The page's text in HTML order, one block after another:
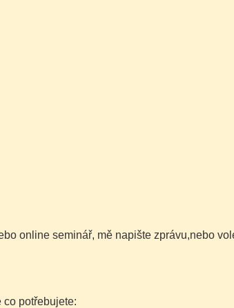
online seminář, mě napište zprávu,nebo
co potřebujete: